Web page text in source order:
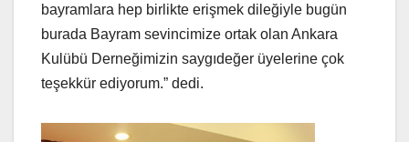
bayramlara hep birlikte erişmek dileğiyle bugün
burada Bayram sevincimize ortak olan Ankara
Kulübü Derneğimizin saygıdeğer üyelerine çok
teşekkür ediyorum.” dedi.